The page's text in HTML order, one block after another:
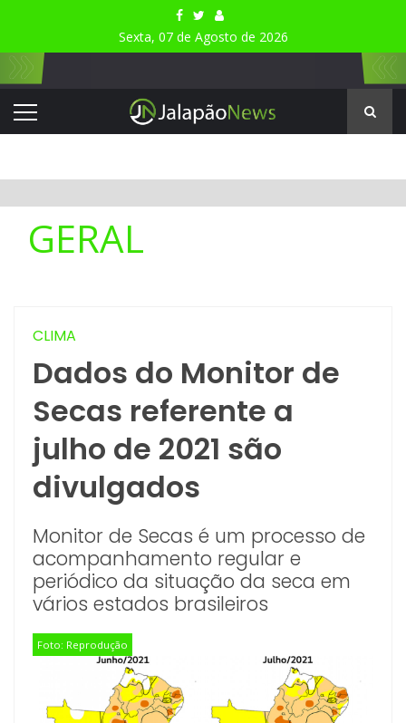
Sexta, 07 de Agosto de 2026
GERAL
CLIMA
Dados do Monitor de
Secas referente a
julho de 2021 são
divulgados
Monitor de Secas é um processo de
acompanhamento regular e
periódico da situação da seca em
vários estados brasileiros
Foto: Reprodução